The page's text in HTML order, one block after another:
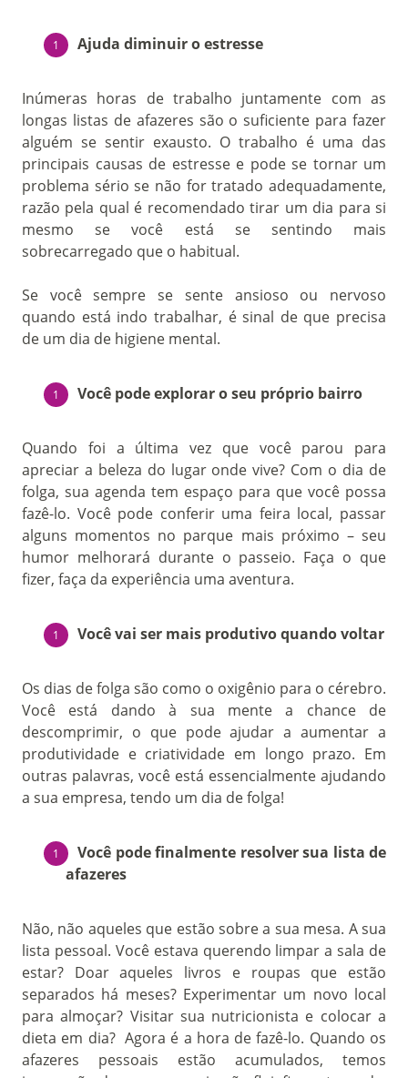
Ajuda diminuir o estresse
Inúmeras horas de trabalho juntamente com as
longas listas de afazeres são o suficiente para fazer
alguém se sentir exausto. O trabalho é uma das
principais causas de estresse e pode se tornar um
problema sério se não for tratado adequadamente,
razão pela qual é recomendado tirar um dia para si
mesmo se você está se sentindo mais
sobrecarregado que o habitual.
Se você sempre se sente ansioso ou nervoso
quando está indo trabalhar, é sinal de que precisa
de um dia de higiene mental.
Você pode explorar o seu próprio bairro
Quando foi a última vez que você parou para
apreciar a beleza do lugar onde vive? Com o dia de
folga, sua agenda tem espaço para que você possa
fazê-lo. Você pode conferir uma feira local, passar
alguns momentos no parque mais próximo – seu
humor melhorará durante o passeio. Faça o que
fizer, faça da experiência uma aventura.
Você vai ser mais produtivo quando voltar
Os dias de folga são como o oxigênio para o cérebro.
Você está dando à sua mente a chance de
descomprimir, o que pode ajudar a aumentar a
produtividade e criatividade em longo prazo. Em
outras palavras, você está essencialmente ajudando
a sua empresa, tendo um dia de folga!
Você pode finalmente resolver sua lista de
afazeres
Não, não aqueles que estão sobre a sua mesa. A sua
lista pessoal. Você estava querendo limpar a sala de
estar? Doar aqueles livros e roupas que estão
separados há meses? Experimentar um novo local
para almoçar? Visitar sua nutricionista e colocar a
dieta em dia? Agora é a hora de fazê-lo. Quando os
afazeres pessoais estão acumulados, temos